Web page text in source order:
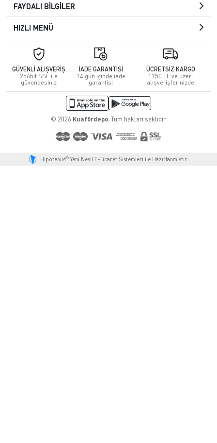
FAYDALI BİLGİLER
HIZLI MENÜ
GÜVENLİ ALIŞVERİŞ
256bit SSL ile
güvendesiniz
İADE GARANTİSİ
14 gün içinde iade
garantisi
ÜCRETSİZ KARGO
1750 TL ve üzeri
alışverişlerinizde
© 2026 Kuafördepo. Tüm hakları saklıdır.
Hipotenüs® Yeni Nesil E-Ticaret Sistemleri ile Hazırlanmıştır.